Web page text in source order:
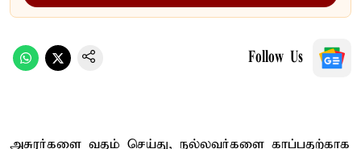
Follow Us
அசுரர்களை வதம் செய்து, நல்லவர்களை காப்பதற்காக